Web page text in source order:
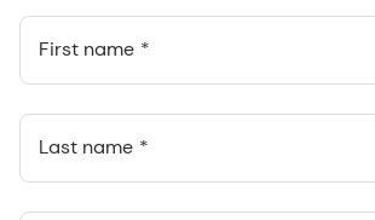
First name
Last name